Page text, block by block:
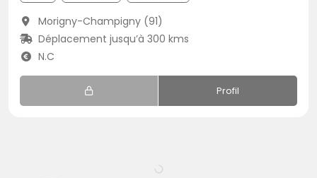
Morigny-Champigny (91)
Déplacement jusqu’à 300 kms
N.C
Profil